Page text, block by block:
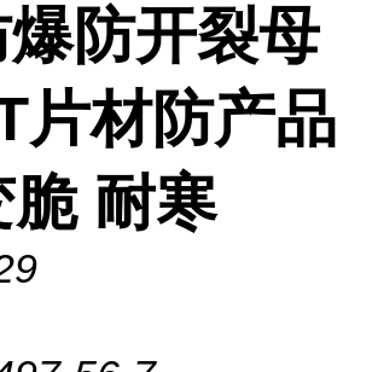
防开裂母
片材防产品
耐寒